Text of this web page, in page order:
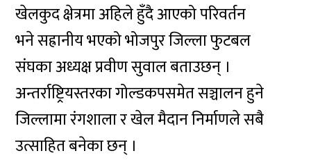
खेलकुद क्षेत्रमा अहिले हुँदै आएको परिवर्तन
भने सह्रानीय भएको भोजपुर जिल्ला फुटबल
संघका अध्यक्ष प्रवीण सुवाल बताउछन् ।
अन्तर्राष्ट्रियस्तरका गोल्डकपसमेत सञ्चालन हुने
जिल्लामा रंगशाला र खेल मैदान निर्माणले सबै
उत्साहित बनेका छन् ।